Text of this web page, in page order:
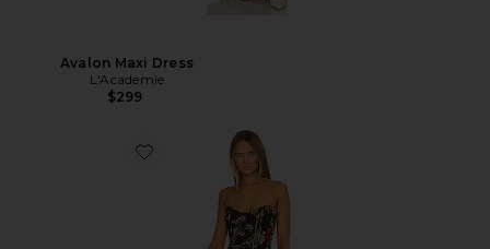
Avalon Maxi Dress
L'Academie
$299